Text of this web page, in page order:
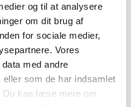
og til at analysere
om dit brug af
for sociale medier,
Vores
med andre
som de har indsamlet
Du kan læse mere om
?
garanterer, at du
også, fordi vi